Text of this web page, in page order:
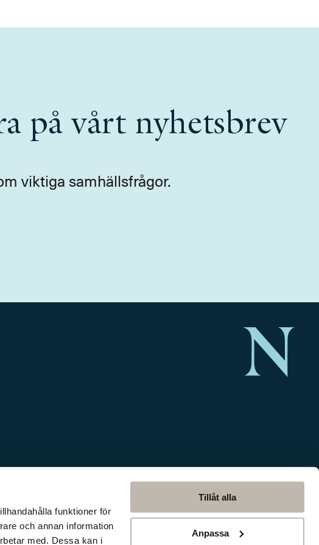
funktioner för
och annan information
med. Dessa kan i
Tillåt alla
Anpassa
på vårt nyhetsbrev
viktiga samhällsfrågor.